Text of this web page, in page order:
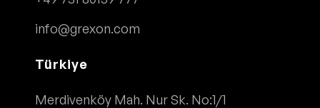
info@grexon.com
Türkiye
Merdivenköy Mah. Nur Sk. No:1/1